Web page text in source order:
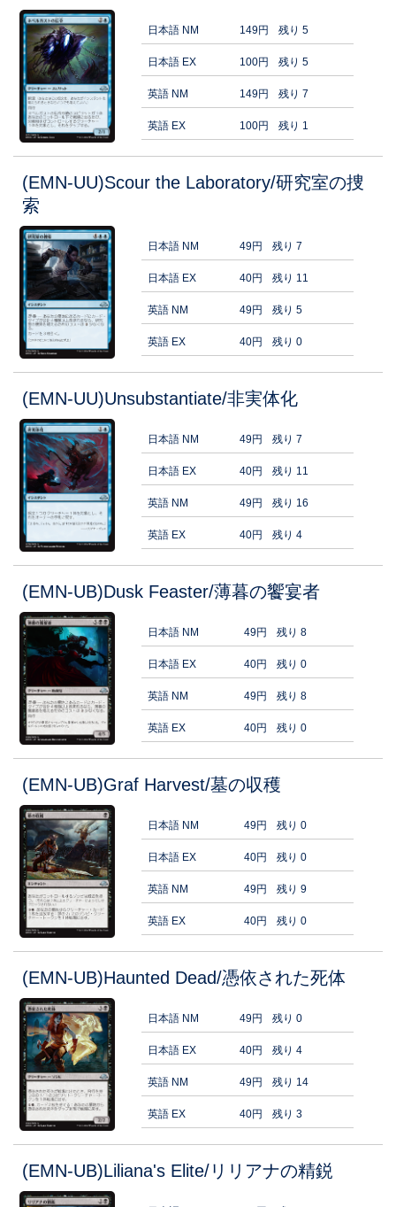
日本語 NM 149円 残り 5
日本語 EX 100円 残り 5
英語 NM 149円 残り 7
英語 EX 100円 残り 1
(EMN-UU)Scour the Laboratory/研究室の捜
索
日本語 NM 49円 残り 7
日本語 EX 40円 残り 11
英語 NM 49円 残り 5
英語 EX 40円 残り 0
(EMN-UU)Unsubstantiate/非実体化
日本語 NM 49円 残り 7
日本語 EX 40円 残り 11
英語 NM 49円 残り 16
英語 EX 40円 残り 4
(EMN-UB)Dusk Feaster/薄暮の饗宴者
日本語 NM 49円 残り 8
日本語 EX 40円 残り 0
英語 NM 49円 残り 8
英語 EX 40円 残り 0
(EMN-UB)Graf Harvest/墓の収穫
日本語 NM 49円 残り 0
日本語 EX 40円 残り 0
英語 NM 49円 残り 9
英語 EX 40円 残り 0
(EMN-UB)Haunted Dead/憑依された死体
日本語 NM 49円 残り 0
日本語 EX 40円 残り 4
英語 NM 49円 残り 14
英語 EX 40円 残り 3
(EMN-UB)Liliana's Elite/リリアナの精鋭